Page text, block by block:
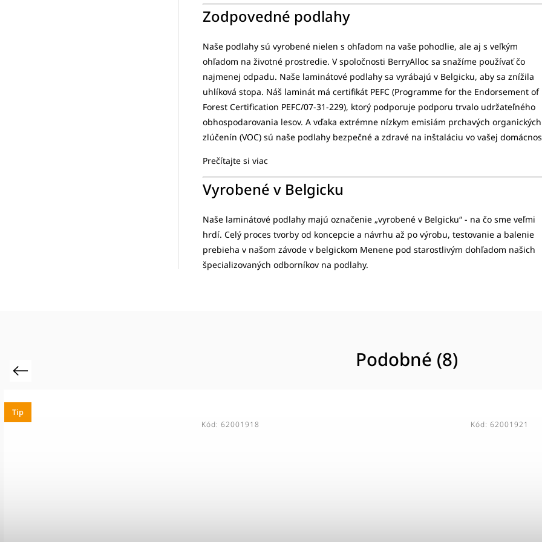
Zodpovedné podlahy
Naše podlahy sú vyrobené nielen s ohľadom na vaše pohodlie, ale aj s veľkým
ohľadom na životné prostredie. V spoločnosti BerryAlloc sa snažíme používať čo
najmenej odpadu. Naše laminátové podlahy sa vyrábajú v Belgicku, aby sa znížila
uhlíková stopa. Náš laminát má certifikát PEFC (Programme for the Endorsement of
Forest Certification PEFC/07-31-229), ktorý podporuje podporu trvalo udržateľného
obhospodarovania lesov. A vďaka extrémne nízkym emisiám prchavých organických
zlúčenín (VOC) sú naše podlahy bezpečné a zdravé na inštaláciu vo vašej
Prečítajte si viac
Vyrobené v Belgicku
Naše laminátové podlahy majú označenie „vyrobené v Belgicku“ - na čo sme veľmi
hrdí. Celý proces tvorby od koncepcie a návrhu až po výrobu, testovanie a balenie
prebieha v našom závode v belgickom Menene pod starostlivým dohľadom našich
špecializovaných odborníkov na podlahy.
Podobné (8)
Previous